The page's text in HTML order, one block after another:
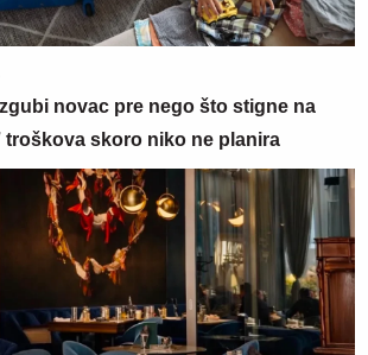
novac pre nego što stigne na
troškova skoro niko ne planira